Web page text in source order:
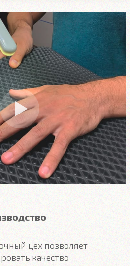
цех позволяет
качество